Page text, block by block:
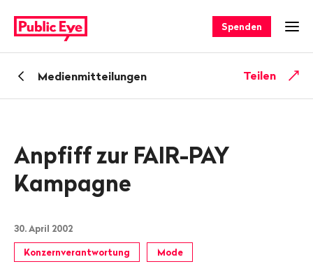
auf
publiceye.ch
Spenden
ZurückMedienmitteilungen Teilen
Anpfiff zur FAIR-PAY
Kampagne
30. April 2002
Konzernverantwortung Mode